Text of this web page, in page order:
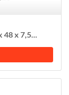
48 x 7,5...